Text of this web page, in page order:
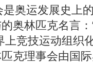
运发展史上
奥林匹克名言
上竞技运动组织
克理事会由国